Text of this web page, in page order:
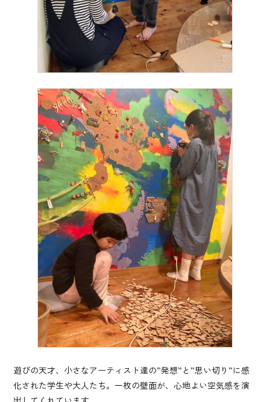
遊びの天才、小さなアーティスト達の”発想”と”思い切り”に感
化された学生や大人たち。一枚の壁面が、心地よい空気感を演